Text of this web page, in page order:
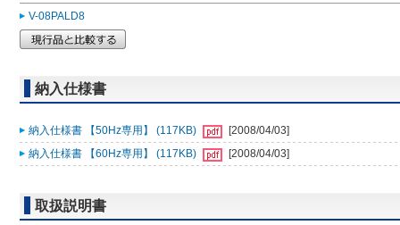
V-08PALD8
納入仕様書
納入仕様書 【50Hz専用】 (117KB)
[2008/04/03]
納入仕様書 【60Hz専用】 (117KB)
[2008/04/03]
取扱説明書